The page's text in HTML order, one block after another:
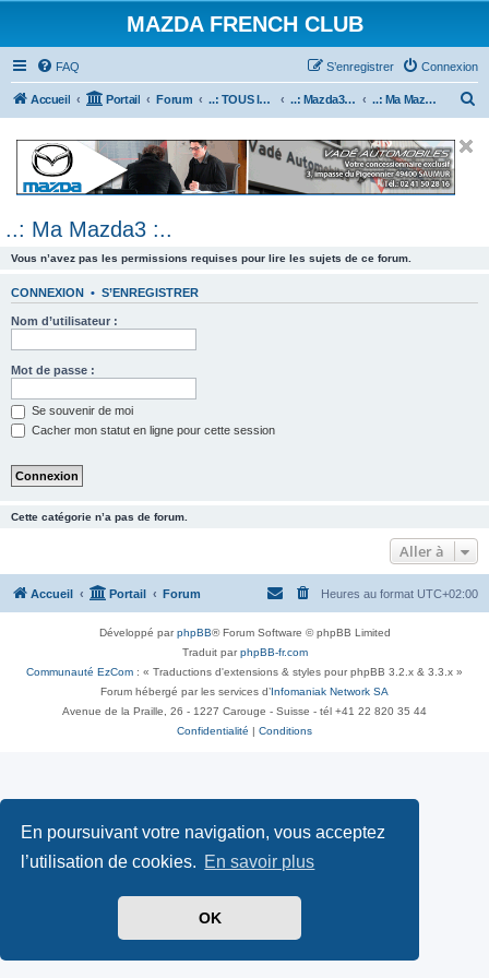
En poursuivant votre navigation, vous acceptez
l’utilisation de cookies. En savoir plus
OK
MAZDA FRENCH CLUB
FAQ Connexion
S’enregistrer
Accueil Portail Forum ..: TOUS les Véhicules MAZDA :.. ..: Mazda3 :.. ..: Ma Mazda3 :..
e
..: Ma Mazda3 :..
Vous n’avez pas les permissions requises pour lire les sujets de ce forum.
CONNEXION • S’ENREGISTRER
Nom d’utilisateur :
Mot de passe :
Se souvenir de moi
Cacher mon statut en ligne pour cette session
Cette catégorie n’a pas de forum.
Aller à
Accueil Portail Forum Heures au format UTC+02:00
Développé parphpBB® Forum Software © phpBB Limited
Traduit parphpBB-fr.com
Communauté EzCom : « Traductions d'extensions & styles pour phpBB 3.2.x & 3.3.x »
Forum hébergé par les services d’ Infomaniak Network SA
Avenue de la Praille, 26 - 1227 Carouge - Suisse - tél +41 22 820 35 44
Confidentialité
Conditions